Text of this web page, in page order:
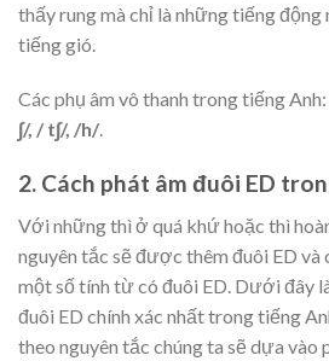
thấy rung mà chỉ là những tiếng
tiếng gió.
Các phụ âm vô thanh trong tiếng Anh:
∫/, / t∫/, /h/.
2. Cách phát âm đuôi ED
Với những thì ở quá khứ hoặc thì
nguyên tắc sẽ được thêm đuôi ED và
một số tính từ có đuôi ED. Dưới đây
đuôi ED chính xác nhất trong tiếng
theo nguyên tắc chúng ta sẽ dựa vào